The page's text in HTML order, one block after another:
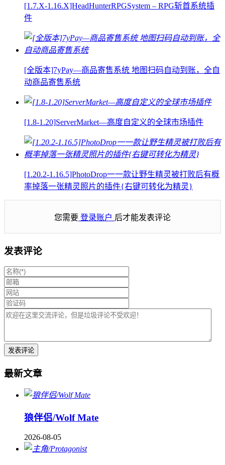
[1.7.X-1.16.X]HeadHunterRPGSystem – RPG斩首系统插
件
[全版本]7yPay—商品寄售系统 地图扫码自动到账，全自
动商品寄售系统
[1.8-1.20]ServerMarket—高度自定义的全球市场插件
[1.20.2-1.16.5]PhotoDrop一一款让野生精灵被打败后有概
率掉落一张精灵照片的插件{右键可转化为精灵}
您需要 登录账户 后才能发表评论
发表评论
最新文章
狼伴侣/Wolf Mate
2026-08-05